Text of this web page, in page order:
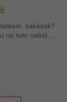
zakázek?
na tuto nabídku